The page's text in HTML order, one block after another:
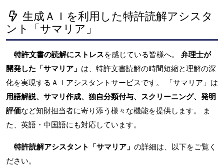
生成ＡＩを利用した特許読解アシスタ
ント「サマリア」
特許文書の読解にストレスを感じている皆様へ。 弁理士が
開発した「サマリア」 は、特許文書読解の時間短縮と理解の深
化を実現するＡＩアシスタントサービスです。 「サマリア」は
用語解説、サマリ作成、独自分類付与、スクリーニング、発明
評価など知財担当者に寄り添う様々な機能を提供します。 ま
た、英語・中国語にも対応しています。
特許読解アシスタント「サマリア」 の詳細は、以下をご覧く
ださい。